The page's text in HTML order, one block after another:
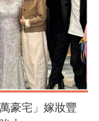
豪宅」嫁妝豐